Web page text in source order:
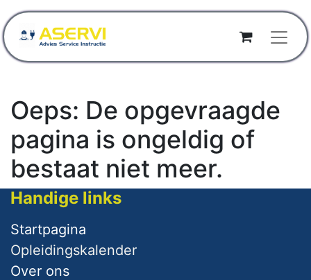
Oeps: De opgevraagde
pagina is ongeldig of
bestaat niet meer.
Handige links
Startpagina
Opleidingskalender
Over ​ons